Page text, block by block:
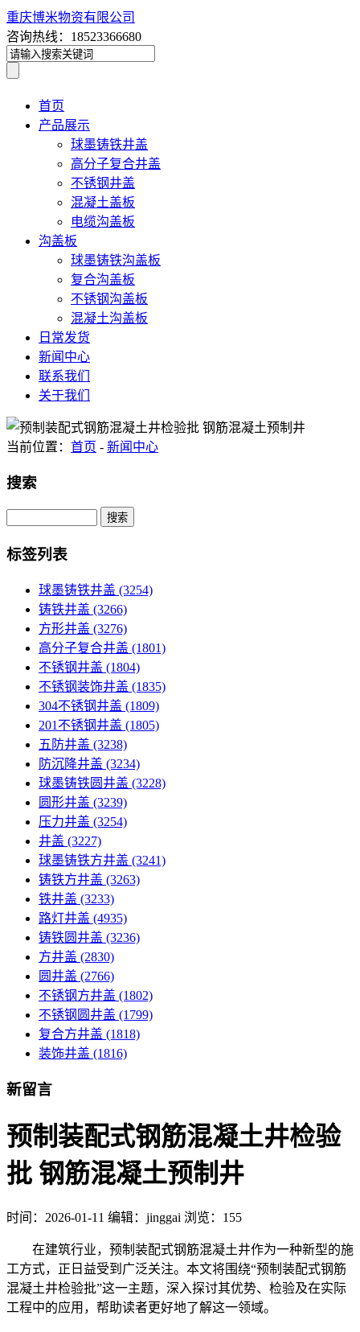
重庆博米物资有限公司
咨询热线：18523366680
首页
产品展示
球墨铸铁井盖
高分子复合井盖
不锈钢井盖
混凝土盖板
电缆沟盖板
沟盖板
球墨铸铁沟盖板
复合沟盖板
不锈钢沟盖板
混凝土沟盖板
日常发货
新闻中心
联系我们
关于我们
当前位置： 首页 - 新闻中心
搜索
Search
标签列表
球墨铸铁井盖 (3254)
铸铁井盖 (3266)
方形井盖 (3276)
高分子复合井盖 (1801)
不锈钢井盖 (1804)
不锈钢装饰井盖 (1835)
304不锈钢井盖 (1809)
201不锈钢井盖 (1805)
五防井盖 (3238)
防沉降井盖 (3234)
球墨铸铁圆井盖 (3228)
圆形井盖 (3239)
压力井盖 (3254)
井盖 (3227)
球墨铸铁方井盖 (3241)
铸铁方井盖 (3263)
铁井盖 (3233)
路灯井盖 (4935)
铸铁圆井盖 (3236)
方井盖 (2830)
圆井盖 (2766)
不锈钢方井盖 (1802)
不锈钢圆井盖 (1799)
复合方井盖 (1818)
装饰井盖 (1816)
新留言
预制装配式钢筋混凝土井检验
批 钢筋混凝土预制井
时间： 2026-01-11 编辑：jinggai 浏览：155
在建筑行业，预制装配式钢筋混凝土井作为一种新型的施
工方式，正日益受到广泛关注。本文将围绕“预制装配式钢筋
混凝土井检验批”这一主题，深入探讨其优势、检验及在实际
工程中的应用，帮助读者更好地了解这一领域。